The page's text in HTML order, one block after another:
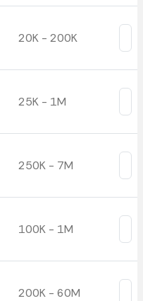
20K - 200K
25K - 1M
250K - 7M
100K - 1M
200K - 60M